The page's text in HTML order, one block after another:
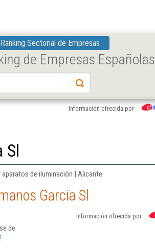
Ranking Sectorial de Empresas
de Empresas Españolas
Información ofrecida por
Sl
de iluminación | Alicante
Garcia Sl
Información ofrecida por
de